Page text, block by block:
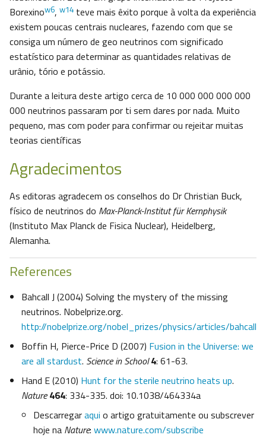
Borexinow6, w14 teve mais êxito porque à volta da experiência
existem poucas centrais nucleares, fazendo com que se
consiga um número de geo neutrinos com significado
estatístico para determinar as quantidades relativas de
urânio, tório e potássio.
Durante a leitura deste artigo cerca de 10 000 000 000 000
000 neutrinos passaram por ti sem dares por nada. Muito
pequeno, mas com poder para confirmar ou rejeitar muitas
teorias científicas
Agradecimentos
As editoras agradecem os conselhos do Dr Christian Buck,
físico de neutrinos do Max-Planck-Institut für Kernphysik
(Instituto Max Planck de Fisica Nuclear), Heidelberg,
Alemanha.
References
Bahcall J (2004) Solving the mystery of the missing
neutrinos. Nobelprize.org.
http://nobelprize.org/nobel_prizes/physics/articles/bahcall
Boffin H, Pierce-Price D (2007) Fusion in the Universe: we
are all stardust. Science in School 4: 61-63.
Hand E (2010) Hunt for the sterile neutrino heats up.
Nature 464: 334-335. doi: 10.1038/464334a
Descarregaraqui o artigo gratuitamente ou subscrever
hoje na Nature: www.nature.com/subscribe